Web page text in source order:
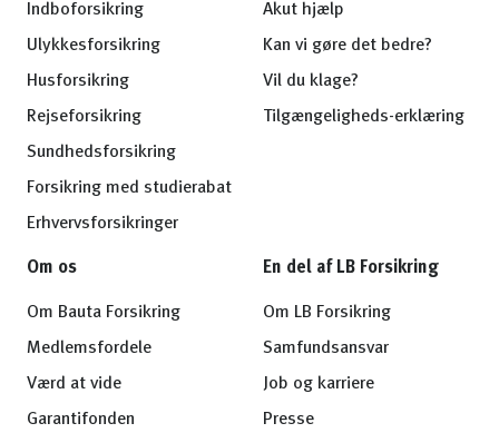
Indboforsikring
Ulykkesforsikring
Husforsikring
Rejseforsikring
Sundhedsforsikring
Forsikring med studierabat
Erhvervsforsikringer
Akut hjælp
Kan vi gøre det bedre?
Vil du klage?
Tilgængeligheds-erklæring
Om os
Om Bauta Forsikring
Medlemsfordele
Værd at vide
Garantifonden
En del af LB Forsikring
Om LB Forsikring
Samfundsansvar
Job og karriere
Presse